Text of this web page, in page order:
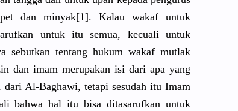
dan minyak[1]. Kalau wakaf untuk
untuk itu semua, kecuali untuk
sebutkan tentang hukum wakaf mutlak
dan imam merupakan isi dari apa yang
Al-Baghawi, tetapi sesudah itu Imam
bahwa hal itu bisa ditasarufkan untuk